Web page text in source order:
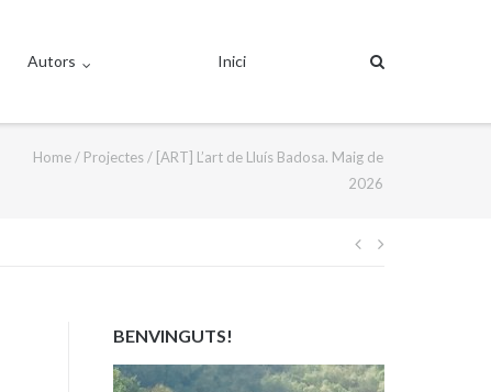
Autors Inici
Home/ Projectes/ [ART] L’art de Lluís Badosa. Maig de
2026
Navegació
BENVINGUTS!